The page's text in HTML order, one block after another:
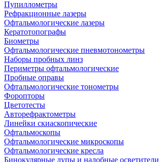
Пупиллометры
Рефракционные лазеры
Офтальмологические лазеры
Кератотопографы
Биометры
Офтальмологические пневмотонометры
Наборы пробных линз
Периметры офтальмологические
Пробные оправы
Офтальмологические тонометры
Форопторы
Цветотесты
Авторефрактометры
Линейки скиаскопические
Офтальмоскопы
Офтальмологические микроскопы
Офтальмологические кресла
Бинокулярные лупы и налобные осветители